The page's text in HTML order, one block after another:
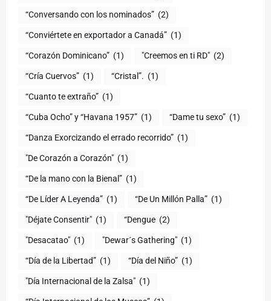
“Conversando con los nominados” (2)
“Conviértete en exportador a Canadá” (1)
“Corazón Dominicano” (1) "Creemos en ti RD" (2)
“Cría Cuervos” (1) “Cristal”. (1)
“Cuanto te extraño” (1)
“Cuba Ocho” y “Havana 1957” (1) “Dame tu sexo” (1)
“Danza Exorcizando el errado recorrido” (1)
"De Corazón a Corazón" (1)
(1)
“De Líder A Leyenda” (1) “De Un Millón Palla” (1)
"Déjate Consentir" (1) “Dengue (2)
"Desacatao" (1) "Dewar´s Gathering" (1)
(1) “Día del Niño” (1)
"Día Internacional de la Zalsa" (1)